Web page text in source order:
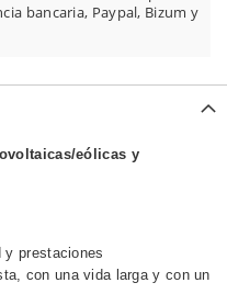
bancaria, Paypal, Bizum y
eólicas y
y prestaciones
con una vida larga y con un